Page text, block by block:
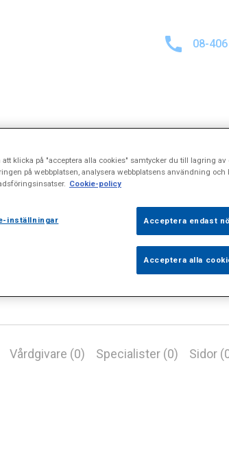
08-
för
Vårdgivare (0) Specialister (0) Sidor
att klicka på "acceptera alla cookies" samtycker du till lagring
på webbplatsen, analysera webbplatsens användning och
Cookie-policy
inställningar Acceptera endast
Acceptera alla